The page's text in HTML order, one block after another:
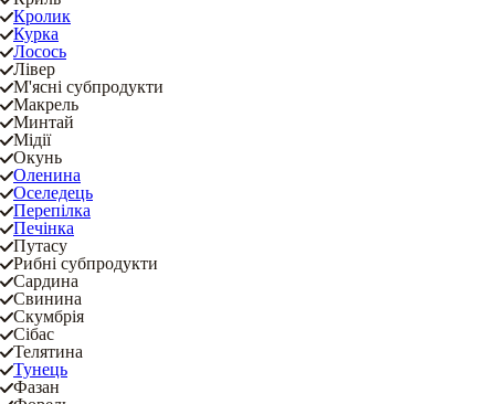
Кролик
Курка
Лосось
Лівер
М'ясні субпродукти
Макрель
Минтай
Мідії
Окунь
Оленина
Оселедець
Перепілка
Печінка
Путасу
Рибні субпродукти
Сардина
Свинина
Скумбрія
Сібас
Телятина
Тунець
Фазан